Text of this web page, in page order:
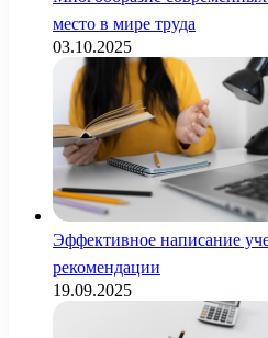
место в мире труда
03.10.2025
Эффективное написание
рекомендации
19.09.2025